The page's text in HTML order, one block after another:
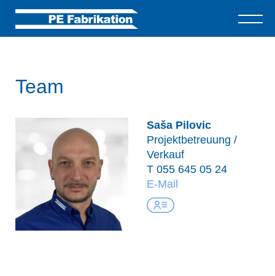
Team
Saša Pilovic
Projektbetreuung /
Verkauf
T 055 645 05 24
E-Mail